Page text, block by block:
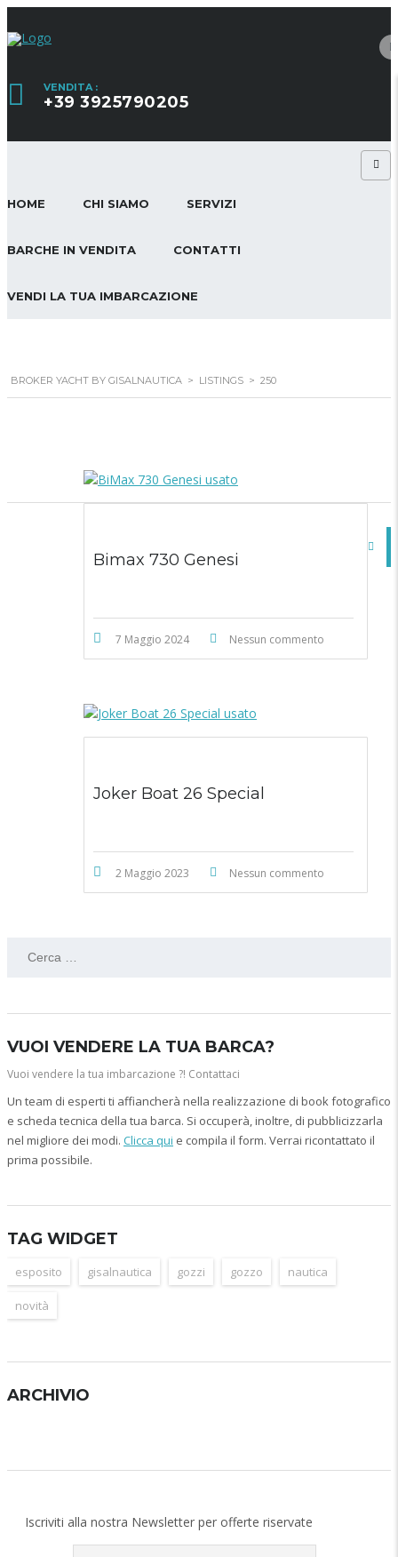
VENDITA :
+39 3925790205
HOME CHI SIAMO SERVIZI
BARCHE IN VENDITA CONTATTI
VENDI LA TUA IMBARCAZIONE
BROKER YACHT BY GISALNAUTICA > LISTINGS > 250
Bimax 730 Genesi
7 Maggio 2024 Nessun commento
Joker Boat 26 Special
2 Maggio 2023 Nessun commento
VUOI VENDERE LA TUA BARCA?
Vuoi vendere la tua imbarcazione ?! Contattaci
Un team di esperti ti affiancherà nella realizzazione di book fotografico
e scheda tecnica della tua barca. Si occuperà, inoltre, di pubblicizzarla
nel migliore dei modi. Clicca qui e compila il form. Verrai ricontattato il
prima possibile.
TAG WIDGET
esposito gisalnautica gozzi gozzo nautica
novità
ARCHIVIO
Iscriviti alla nostra Newsletter per offerte riservate